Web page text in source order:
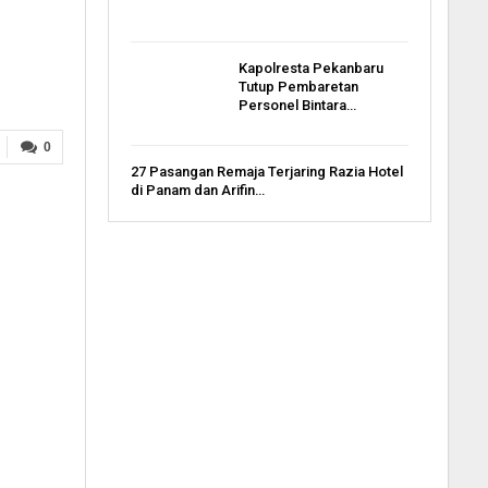
0
Kapolresta Pekanbaru
Tutup Pembaretan
Personel Bintara…
27 Pasangan Remaja Terjaring Razia Hotel
di Panam dan Arifin…